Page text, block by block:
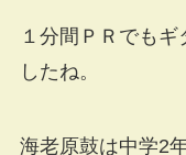
１分間ＰＲでも
したね。
海老原鼓は中学2